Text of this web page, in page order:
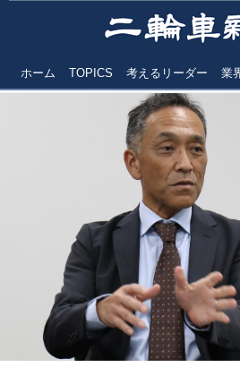
ホーム TOPICS 考えるリーダー 業